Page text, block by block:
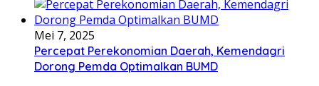
Mei 7, 2025
Percepat Perekonomian Daerah, Kemendagri
Dorong Pemda Optimalkan BUMD